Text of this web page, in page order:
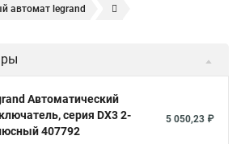
автомат legrand
Автоматический
серия DX3 2-
407792
5 050,23 ₽